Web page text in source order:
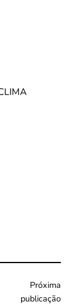
Próxima
publicação